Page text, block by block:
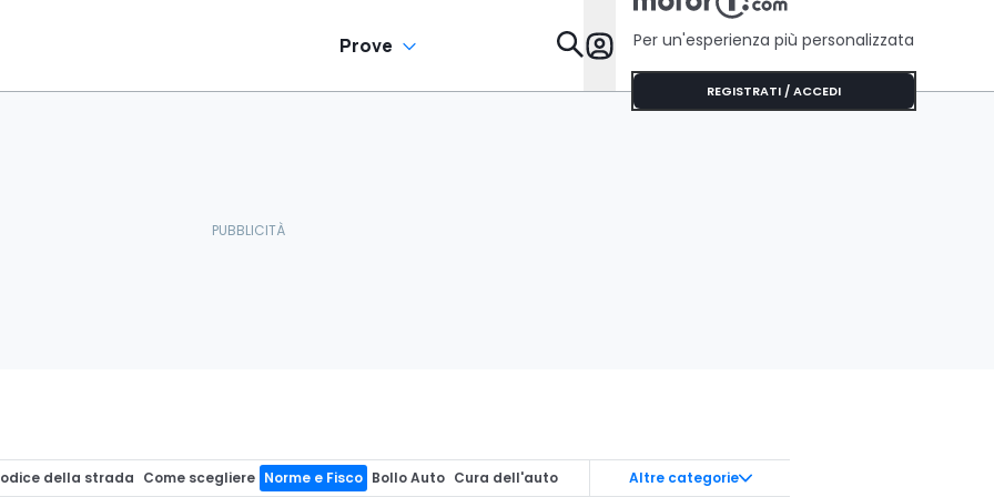
Prove Da Sapere
Per un'esperienza più personalizzata
REGISTRATI / ACCEDI
Altre categorie
della strada Come scegliere Norme e Fisco Bollo Auto Cura dell'auto